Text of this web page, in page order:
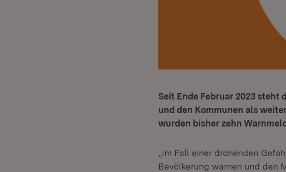
Seit Ende Februar 2023 steht
und den Kommunen als
wurden bisher zehn
„Im Fall einer drohenden
Bevölkerung warnen und den